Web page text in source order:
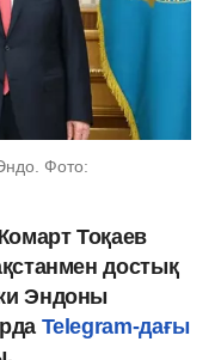
Фото:
Тоқаев
достық
Эндоны
Telegram-дағы